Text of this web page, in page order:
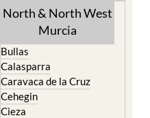
North & North West
Murcia
Bullas
Calasparra
Caravaca de la Cruz
Cehegin
Cieza